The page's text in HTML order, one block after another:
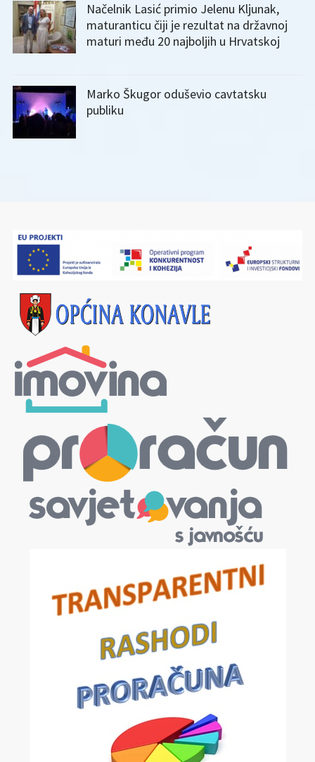
Načelnik Lasić primio Jelenu Kljunak,
maturanticu čiji je rezultat na državnoj
maturi među 20 najboljih u Hrvatskoj
Marko Škugor oduševio cavtatsku
publiku